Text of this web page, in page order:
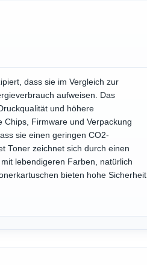
dass sie im Vergleich zur
aufweisen. Das
und höhere
Chips, Firmware und Verpackung
sie einen geringen CO2-
Toner zeichnet sich durch einen
lebendigeren Farben, natürlich
bieten hohe Sicherheit